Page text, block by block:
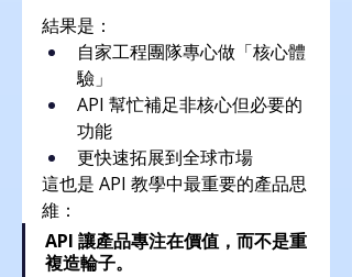
結果是：
自家工程團隊專心做「核心體
驗」
API 幫忙補足非核心但必要的
功能
更快速拓展到全球市場
這也是 API 教學中最重要的產品思
維：
API 讓產品專注在價值，而不是重
複造輪子。